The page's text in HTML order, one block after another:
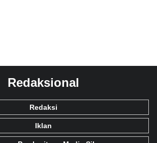
Redaksional
Redaksi
Iklan